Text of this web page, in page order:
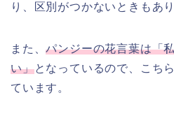
り、区別がつかないときもあり
また、パンジーの花言葉は「
い」となっているので、こち
ています。